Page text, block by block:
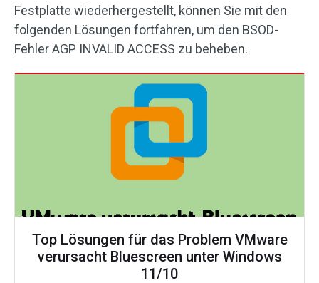
Festplatte wiederhergestellt, können Sie mit den
folgenden Lösungen fortfahren, um den BSOD-
Fehler AGP INVALID ACCESS zu beheben.
Top Lösungen für das Problem VMware
verursacht Bluescreen unter Windows
11/10